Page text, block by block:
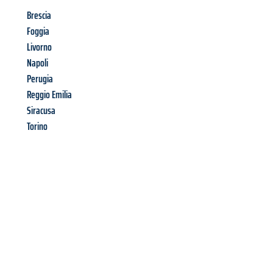
Brescia
Foggia
Livorno
Napoli
Perugia
Reggio Emilia
Siracusa
Torino